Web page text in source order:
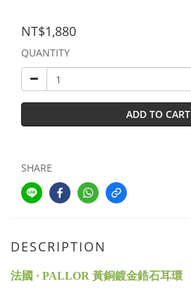
NT$1,880
QUANTITY
ADD TO CART
SHARE
DESCRIPTION
法國 · PALLOR 黃銅鍍金鋯石耳環